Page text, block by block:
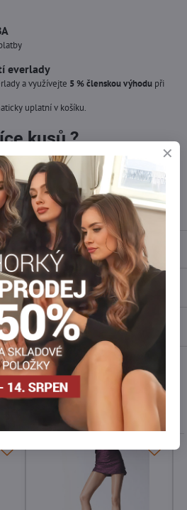
everlady
a využívejte 5 % členskou výhodu při
uplatní v košíku.
kusů ?
pro Vás doskladníme!
PinterestReddit LinkedIn WhatsApp
E-
mail